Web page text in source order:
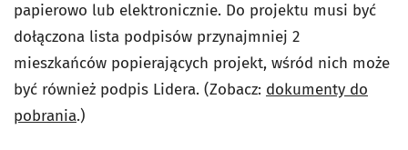
papierowo lub elektronicznie. Do projektu musi być
dołączona lista podpisów przynajmniej 2
mieszkańców popierających projekt, wśród nich może
być również podpis Lidera. (Zobacz: dokumenty do
pobrania.)